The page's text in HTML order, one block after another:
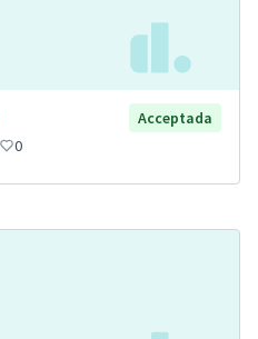
Acceptada
0